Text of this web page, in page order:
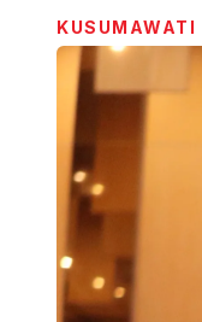
KUSUMAWATI